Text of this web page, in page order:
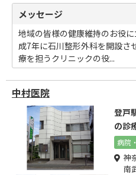
メッセージ
地域の皆様の健康維持のお役
成7年に石川整形外科を開設さ
療を担うクリニックの役...
中村医院
登戸
の診
病院
神
南